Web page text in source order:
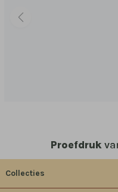
Proefdruk
Collecties